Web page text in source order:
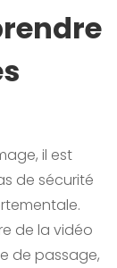
il est
de sécurité
de la vidéo
de passage,